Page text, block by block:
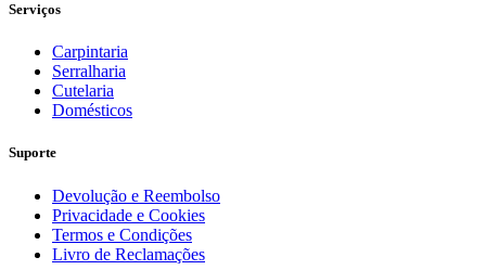
Serviços
Carpintaria
Serralharia
Cutelaria
Domésticos
Suporte
Devolução e Reembolso
Privacidade e Cookies
Termos e Condições
Livro de Reclamações